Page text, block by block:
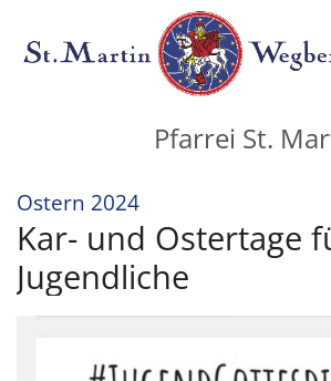
Zum Inhalt springen
Pfarrei St.
Ostern 2024:
Kar- und Ostertage
Jugendliche